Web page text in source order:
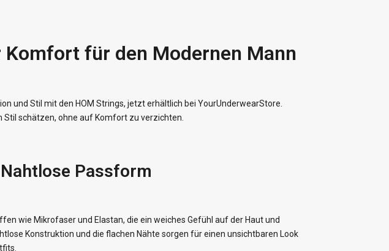
Komfort für den Modernen Mann
und Stil mit den HOM Strings, jetzt erhältlich bei YourUnderwearStore.
schätzen, ohne auf Komfort zu verzichten.
Passform
wie Mikrofaser und Elastan, die ein weiches Gefühl auf der Haut und
Konstruktion und die flachen Nähte sorgen für einen unsichtbaren Look